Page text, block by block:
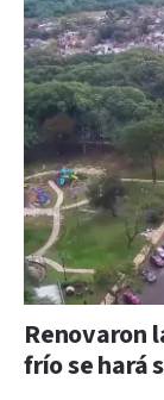
Renovaron
frío se hará